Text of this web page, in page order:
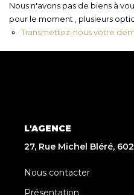
Nous n'avons pas de biens à
pour le moment , plusieurs
Transmettez-nous votre
L'AGENCE
27, Rue Michel Bléré,
Nous contacter
Présentation